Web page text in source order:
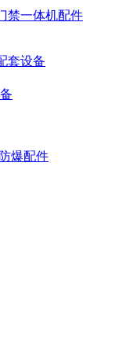
禁一体机配件
套设备
防爆配件